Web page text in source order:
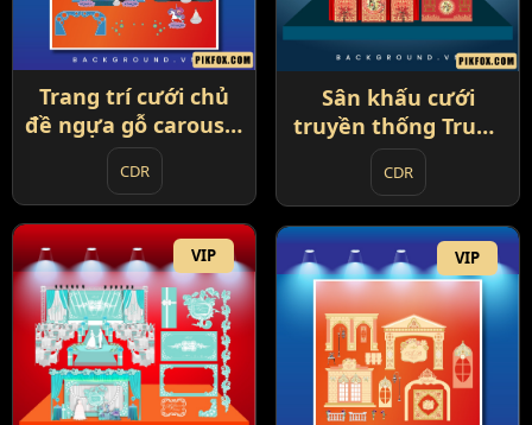
Trang trí cưới chủ
đề ngựa gỗ carousel
và đu quay (89)
CDR
Sân khấu cưới
truyền thống Trung
Hoa (90)
CDR
VIP VIP